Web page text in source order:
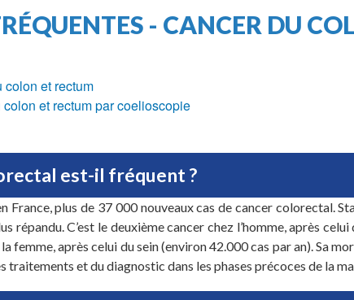
- CANCER DU
colon et rectum
et rectum par coelioscopie
est-il fréquent ?
France, plus de 37 000 nouveaux cas de cancer colorectal.
répandu. C’est le deuxième cancer chez l’homme, après
femme, après celui du sein (environ 42.000 cas par an). Sa
traitements et du diagnostic dans les phases précoces de la